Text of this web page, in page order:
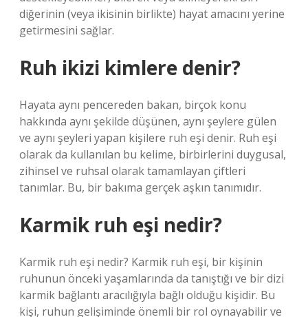
diğerinin (veya ikisinin birlikte) hayat amacını yerine
getirmesini sağlar.
Ruh ikizi kimlere denir?
Hayata aynı pencereden bakan, birçok konu
hakkında aynı şekilde düşünen, aynı şeylere gülen
ve aynı şeyleri yapan kişilere ruh eşi denir. Ruh eşi
olarak da kullanılan bu kelime, birbirlerini duygusal,
zihinsel ve ruhsal olarak tamamlayan çiftleri
tanımlar. Bu, bir bakıma gerçek aşkın tanımıdır.
Karmik ruh eşi nedir?
Karmik ruh eşi nedir? Karmik ruh eşi, bir kişinin
ruhunun önceki yaşamlarında da tanıştığı ve bir dizi
karmik bağlantı aracılığıyla bağlı olduğu kişidir. Bu
kişi, ruhun gelişiminde önemli bir rol oynayabilir ve